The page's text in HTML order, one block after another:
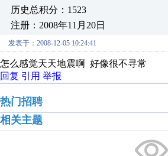
历史总积分：1523
注册：2008年11月20日
发表于：2008-12-05 10:24:41
怎么感觉天天地震啊 好像很不寻常
回复 引用 举报
热门招聘
相关主题